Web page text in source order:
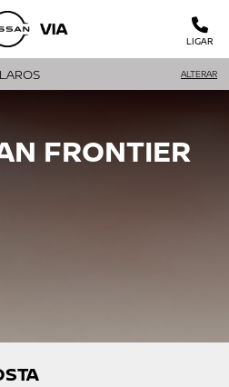
LIGAR
ALTERAR
FRONTIER